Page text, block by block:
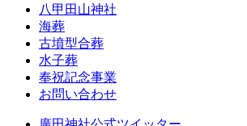
八甲田山神社
海葬
古墳型合葬
水子葬
奉祝記念事業
お問い合わせ